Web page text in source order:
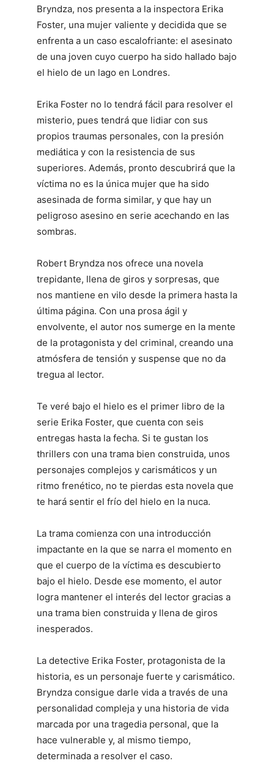
Bryndza, nos presenta a la inspectora Erika
Foster, una mujer valiente y decidida que se
enfrenta a un caso escalofriante: el asesinato
de una joven cuyo cuerpo ha sido hallado bajo
el hielo de un lago en Londres.
Erika Foster no lo tendrá fácil para resolver el
misterio, pues tendrá que lidiar con sus
propios traumas personales, con la presión
mediática y con la resistencia de sus
superiores. Además, pronto descubrirá que la
víctima no es la única mujer que ha sido
asesinada de forma similar, y que hay un
peligroso asesino en serie acechando en las
sombras.
Robert Bryndza nos ofrece una novela
trepidante, llena de giros y sorpresas, que
nos mantiene en vilo desde la primera hasta la
última página. Con una prosa ágil y
envolvente, el autor nos sumerge en la mente
de la protagonista y del criminal, creando una
atmósfera de tensión y suspense que no da
tregua al lector.
Te veré bajo el hielo es el primer libro de la
serie Erika Foster, que cuenta con seis
entregas hasta la fecha. Si te gustan los
thrillers con una trama bien construida, unos
personajes complejos y carismáticos y un
ritmo frenético, no te pierdas esta novela que
te hará sentir el frío del hielo en la nuca.
La trama comienza con una introducción
impactante en la que se narra el momento en
que el cuerpo de la víctima es descubierto
bajo el hielo. Desde ese momento, el autor
logra mantener el interés del lector gracias a
una trama bien construida y llena de giros
inesperados.
La detective Erika Foster, protagonista de la
historia, es un personaje fuerte y carismático.
Bryndza consigue darle vida a través de una
personalidad compleja y una historia de vida
marcada por una tragedia personal, que la
hace vulnerable y, al mismo tiempo,
determinada a resolver el caso.